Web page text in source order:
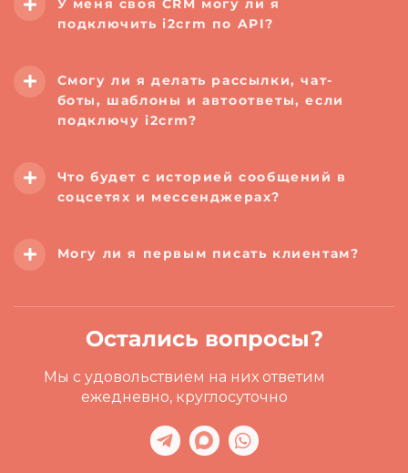
У меня своя CRM могу ли я
подключить i2crm по API?
Смогу ли я делать рассылки, чат-
боты, шаблоны и автоответы, если
подключу i2crm?
Что будет с историей сообщений в
соцсетях и мессенджерах?
Могу ли я первым писать клиентам?
Остались вопросы?
Мы с удовольствием на них ответим
ежедневно, круглосуточно